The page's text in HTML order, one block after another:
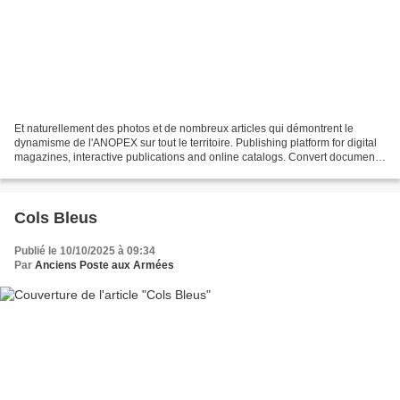
Et naturellement des photos et de nombreux articles qui démontrent le
dynamisme de l'ANOPEX sur tout le territoire. Publishing platform for digital
magazines, interactive publications and online catalogs. Convert documents
Cols Bleus
Publié le 10/10/2025 à 09:34
Par Anciens Poste aux Armées